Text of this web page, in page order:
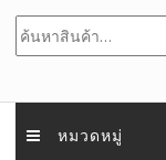
หมวดหมู่